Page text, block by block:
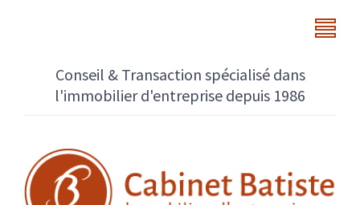
Conseil & Transaction spécialisé dans
l'immobilier d'entreprise depuis 1986